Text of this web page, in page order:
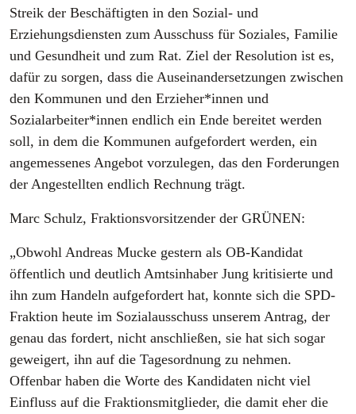
Streik der Beschäftigten in den Sozial- und
Erziehungsdiensten zum Ausschuss für Soziales, Familie
und Gesundheit und zum Rat. Ziel der Resolution ist es,
dafür zu sorgen, dass die Auseinandersetzungen zwischen
den Kommunen und den Erzieher*innen und
Sozialarbeiter*innen endlich ein Ende bereitet werden
soll, in dem die Kommunen aufgefordert werden, ein
angemessenes Angebot vorzulegen, das den Forderungen
der Angestellten endlich Rechnung trägt.
Marc Schulz, Fraktionsvorsitzender der GRÜNEN:
„Obwohl Andreas Mucke gestern als OB-Kandidat
öffentlich und deutlich Amtsinhaber Jung kritisierte und
ihn zum Handeln aufgefordert hat, konnte sich die SPD-
Fraktion heute im Sozialausschuss unserem Antrag, der
genau das fordert, nicht anschließen, sie hat sich sogar
geweigert, ihn auf die Tagesordnung zu nehmen.
Offenbar haben die Worte des Kandidaten nicht viel
Einfluss auf die Fraktionsmitglieder, die damit eher die